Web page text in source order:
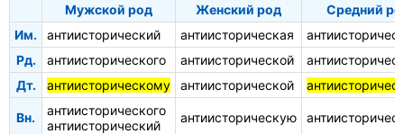
Мужской род
Женский род
Средний
Им.
антиисторический антиисторическая
Рд.
антиисторического антиисторической
Дт.
антиисторическому антиисторической
Вн.
антиисторического
антиисторический
антиисторическую